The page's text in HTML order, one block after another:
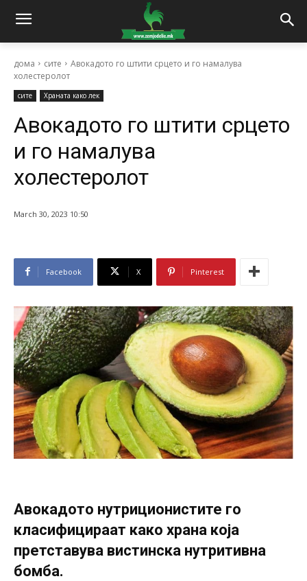
дома сите
Авокадото го штити срцето и го намалува
холестеролот
сите Храната како лек
Авокадото го штити срцето
и го намалува
холестеролот
March 30, 2023 10:50
Facebook X Pinterest
Авокадото нутриционистите го
класифицираат како храна која
претставува вистинска нутритивна
бомба.